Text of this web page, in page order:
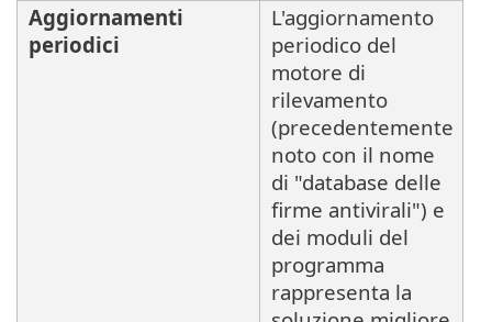
Aggiornamenti
periodici
L'aggiornamento
periodico del
motore di
rilevamento
(precedentemente
noto con il nome
di "database delle
firme antivirali") e
dei moduli del
programma
rappresenta la